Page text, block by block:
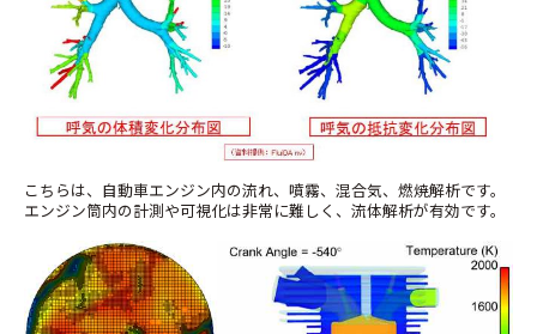
こちらは、自動車エンジン内の流れ、噴霧、混合気、燃焼解析です。
エンジン筒内の計測や可視化は非常に難しく、流体解析が有効です。